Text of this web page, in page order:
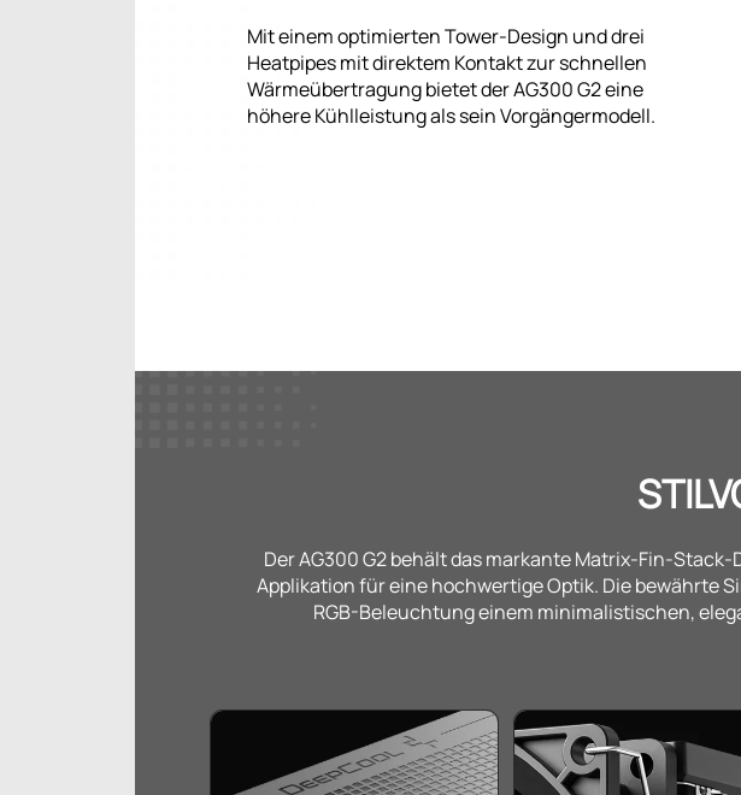
Mit einem optimierten Tower-Design und drei
Heatpipes mit direktem Kontakt zur schnellen
Wärmeübertragung bietet der AG300 G2 eine
höhere Kühlleistung als sein Vorgängermodell.
Der AG300 G2 behält das markante Matrix-Fin-
Applikation für eine hochwertige Optik. Die bewährte
RGB-Beleuchtung einem minimalistischen,